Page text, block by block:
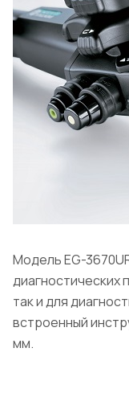
Модель EG-
так и для
встроенный
мм.